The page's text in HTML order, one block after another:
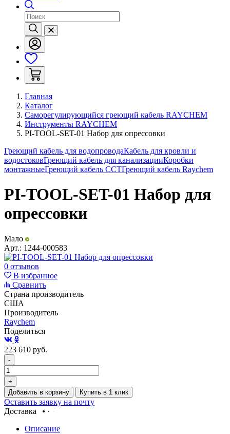
Главная
Каталог
Саморегулирующийся греющий кабель RAYCHEM
Инструменты RAYCHEM
PI-TOOL-SET-01 Набор для опрессовки
Греющий кабель для водопроводаКабель для кровли и
водостоковГреющий кабель для канализацииКоробки
монтажныеГреющий кабель ССТГреющий кабель Raychem
PI-TOOL-SET-01 Набор для
опрессовки
Мало
Арт.: 1244-000583
0 отзывов
В избранное
Сравнить
Страна производитель
США
Производитель
Raychem
Поделиться
223 610 руб.
-
+
Добавить в корзину
Купить в 1 клик
Оставить заявку на почту
Доставка
Описание